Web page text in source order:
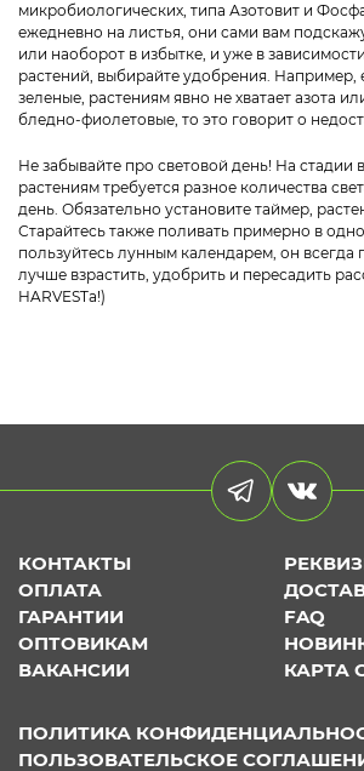
микробиологических, типа Азотовит и
ежедневно на листья, они сами вам
или наоборот в избытке, и уже в
растений, выбирайте удобрения. Например,
зеленые, растениям явно не хватает азота
бледно-фиолетовые, то это говорит о
Не забывайте про световой день! На стадии
растениям требуется разное количества
день. Обязательно установите таймер,
Старайтесь также поливать примерно в
пользуйтесь лунным календарем, он всегда
лучше взрастить, удобрить и пересадить
HARVESTa!)
КОНТАКТЫ
ОПЛАТА
ГАРАНТИИ
FAQ
ОПТОВИКАМ
ВАКАНСИИ
КАРТА
ПОЛИТИКА
ПОЛЬЗОВАТЕЛЬСКОЕ